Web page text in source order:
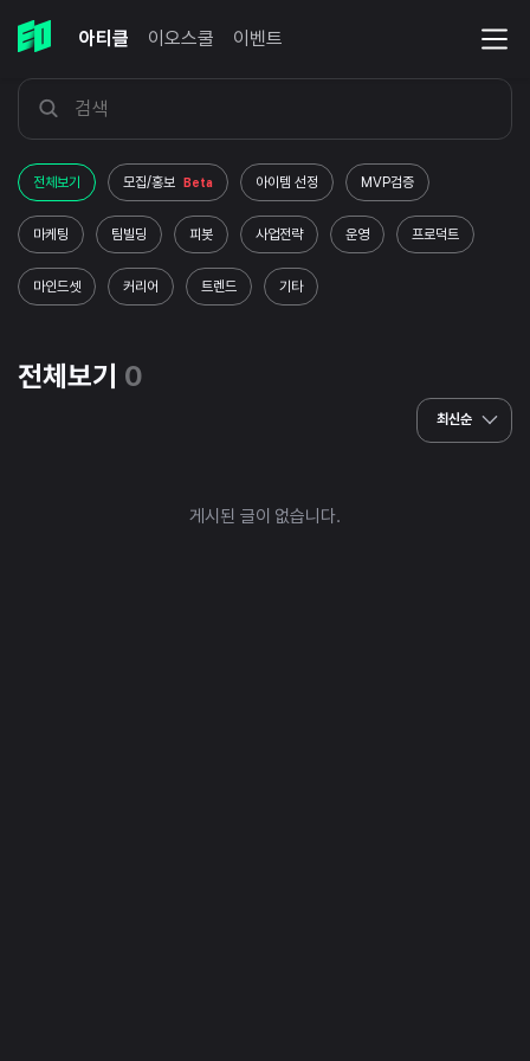
아티클 이오스쿨 이벤트
전체보기 모집/홍보 Beta 아이템 선정 MVP검증
마케팅 팀빌딩 피봇 사업전략 운영 프로덕트
마인드셋 커리어 트렌드 기타
전체보기 0
최신순
게시된 글이 없습니다.